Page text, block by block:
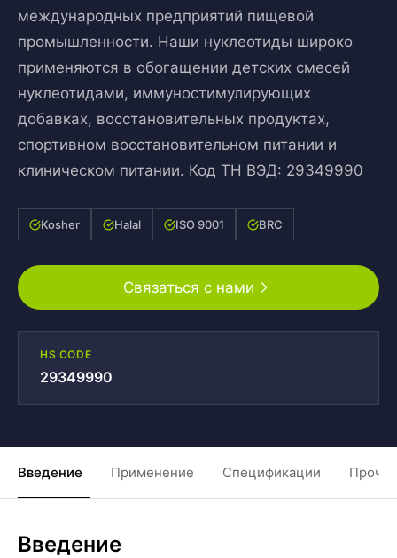
международных предприятий пищевой
промышленности. Наши нуклеотиды широко
применяются в обогащении детских смесей
нуклеотидами, иммуностимулирующих
добавках, восстановительных продуктах,
спортивном восстановительном питании и
клиническом питании. Код ТН ВЭД: 29349990
Kosher Halal ISO 9001 BRC
Связаться с нами
HS CODE
29349990
Введение Применение Спецификации
Введение